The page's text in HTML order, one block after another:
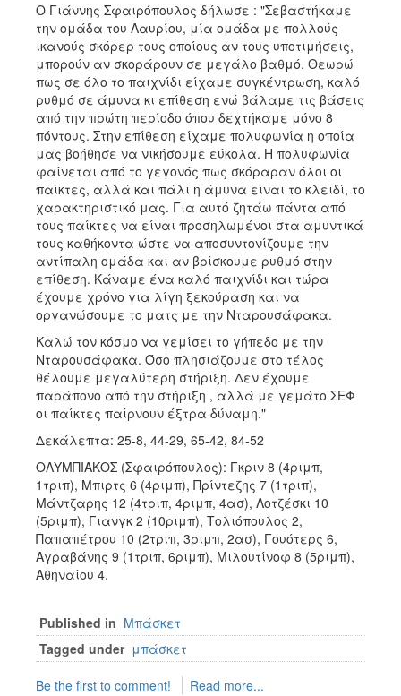
Ο Γιάννης Σφαιρόπουλος δήλωσε : "Σεβαστήκαμε
την ομάδα του Λαυρίου, μία ομάδα με πολλούς
ικανούς σκόρερ τους οποίους αν τους υποτιμήσεις,
μπορούν αν σκοράρουν σε μεγάλο βαθμό. Θεωρώ
πως σε όλο το παιχνίδι είχαμε συγκέντρωση, καλό
ρυθμό σε άμυνα κι επίθεση ενώ βάλαμε τις βάσεις
από την πρώτη περίοδο όπου δεχτήκαμε μόνο 8
πόντους. Στην επίθεση είχαμε πολυφωνία η οποία
μας βοήθησε να νικήσουμε εύκολα. Η πολυφωνία
φαίνεται από το γεγονός πως σκόραραν όλοι οι
παίκτες, αλλά και πάλι η άμυνα είναι το κλειδί, το
χαρακτηριστικό μας. Για αυτό ζητάω πάντα από
τους παίκτες να είναι προσηλωμένοι στα αμυντικά
τους καθήκοντα ώστε να αποσυντονίζουμε την
αντίπαλη ομάδα και αν βρίσκουμε ρυθμό στην
επίθεση. Κάναμε ένα καλό παιχνίδι και τώρα
έχουμε χρόνο για λίγη ξεκούραση και να
οργανώσουμε το ματς με την Νταρουσάφακα.
Καλώ τον κόσμο να γεμίσει το γήπεδο με την
Νταρουσάφακα. Όσο πλησιάζουμε στο τέλος
θέλουμε μεγαλύτερη στήριξη. Δεν έχουμε
παράπονο από την στήριξη , αλλά με γεμάτο ΣΕΦ
οι παίκτες παίρνουν έξτρα δύναμη."
Δεκάλεπτα: 25-8, 44-29, 65-42, 84-52
ΟΛΥΜΠΙΑΚΟΣ (Σφαιρόπουλος): Γκριν 8 (4ριμπ,
1τριπ), Μπιρτς 6 (4ριμπ), Πρίντεζης 7 (1τριπ),
Μάντζαρης 12 (4τριπ, 4ριμπ, 4ασ), Λοτζέσκι 10
(5ριμπ), Γιανγκ 2 (10ριμπ), Τολιόπουλος 2,
Παπαπέτρου 10 (2τριπ, 3ριμπ, 2ασ), Γουότερς 6,
Αγραβάνης 9 (1τριπ, 6ριμπ), Μιλουτίνοφ 8 (5ριμπ),
Αθηναίου 4.
Published in Μπάσκετ
Tagged under μπάσκετ
Be the first to comment! Read more...